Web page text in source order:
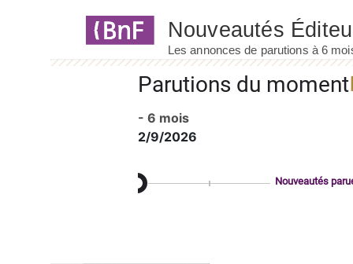
Parutions du moment
- 6 mois
2/9/2026
Nouveautés